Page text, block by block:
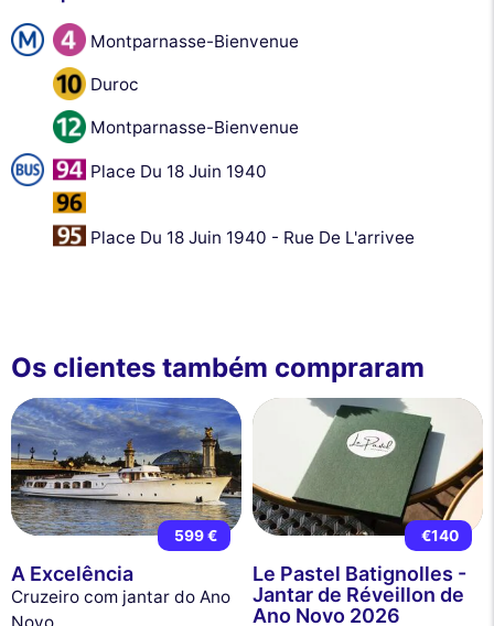
Montparnasse-Bienvenue
Duroc
Montparnasse-Bienvenue
Place Du 18 Juin 1940
Place Du 18 Juin 1940 - Rue De L'arrivee
Os clientes também compraram
599 €
A Excelência
Cruzeiro com jantar do Ano
€140
Le Pastel Batignolles -
Jantar de Réveillon de
Ano Novo 2026